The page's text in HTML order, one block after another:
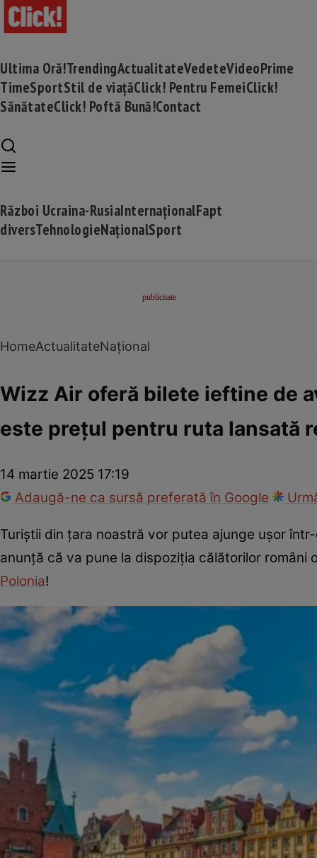
Ultima Oră!TrendingActualitateVedeteVideoPrime
TimeSportStil de viațăClick! Pentru FemeiClick!
SănătateClick! Poftă Bună!Contact
Război Ucraina-RusiaInternaționalFapt
diversTehnologieNaționalSport
HomeActualitateNațional
Wizz Air oferă bilete ieftine de
este prețul pentru ruta lansată
14 martie 2025 17:19
Adaugă-ne ca sursă preferată în Google
Turiștii din țara noastră vor putea ajunge ușor
anunță că va pune la dispoziția călătorilor români
Polonia!